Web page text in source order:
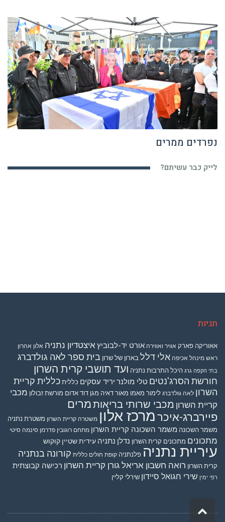
נפרדים ממרים
ראש מינהל אכיפה אלי דלל בארון של שרון בית ספר לאה גולדברג
בתי הקפה גרג היכל התרבות נתניה ועד תושבי קרית השרון
חורשת הסרג'נטיםטלי מולנריריד עסקים כללית כללית קריית
השרון לאה גולדברג לימור מאמו מאור דאיה מגן דוד אדום מורשת זבולון מכבי
קריית השרוןמכבי שרותי בריאותמרים
פיירברג-איכרמרכז אלון משטרה קריית השרון
משמר השכונה משמר השכונה קריית השרון מתחם רוגובין פדרמן סינמה סיטי
מתכונים מתכונים קרית השרון נדלןנתניהעידית שטיין קוקוש
עיריית נתניה פלנתניה קופת חולים כללית קורונה בנתניה
קרית השרון רואה חשבון אריאל גורן קריית השרוןרכישה קבוצתית
רפי ימין שירי חגואל סיידון שירלי קליין
גלילה